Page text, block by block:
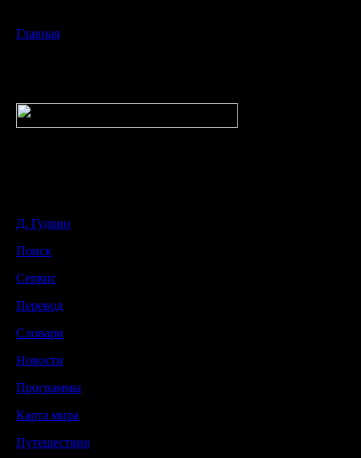
Главная
Д. Гудвин
Поиск
Сервис
Перевод
Словари
Новости
Программы
Карта мира
Путешествия